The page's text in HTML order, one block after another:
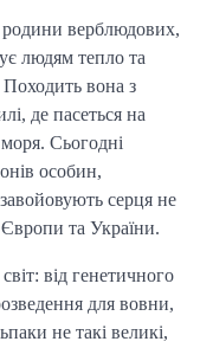
верблюдових,
людям тепло та
Походить вона з
де пасеться на
Сьогодні
особин,
серця не
та України.
від генетичного
для вовни,
не такі великі,